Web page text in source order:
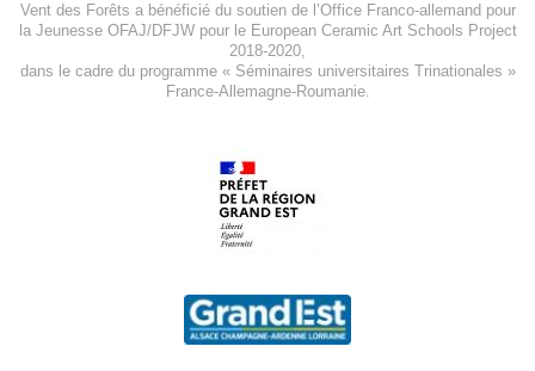
Vent des Forêts a bénéficié du soutien de l’Office Franco-allemand pour
la Jeunesse OFAJ/DFJWpour leEuropean Ceramic Art Schools Project
2018-2020,
dans le cadre du programme « Séminaires universitaires Trinationales »
France-Allemagne-Roumanie.